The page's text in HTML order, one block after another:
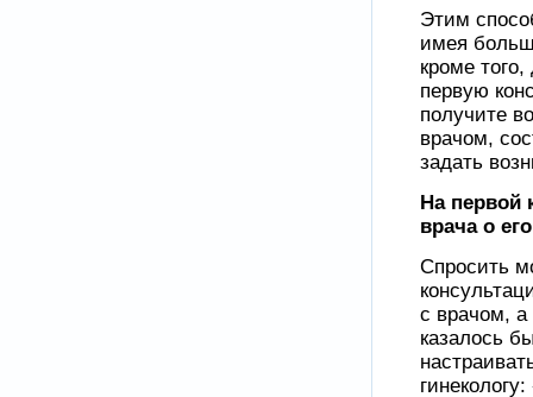
Этим
имея
кроме
первую
получите
врачом,
задать
На первой
врача о
Спросить
с врачом, а
казалось